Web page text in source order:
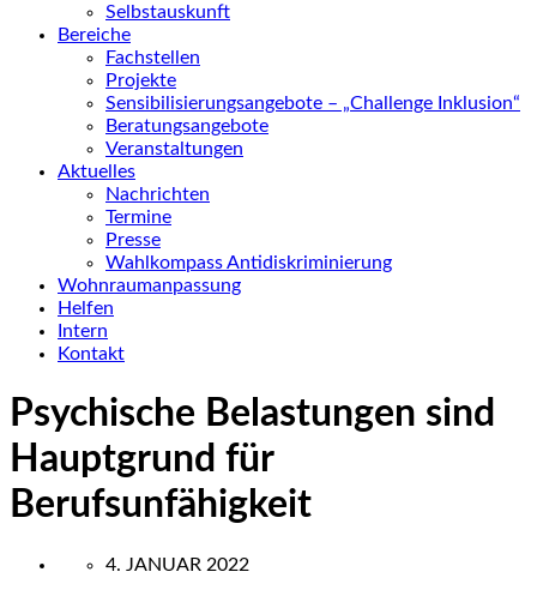
Selbstauskunft
Bereiche
Fachstellen
Projekte
Sensibilisierungsangebote – „Challenge Inklusion“
Beratungsangebote
Veranstaltungen
Aktuelles
Nachrichten
Termine
Presse
Wahlkompass Antidiskriminierung
Wohnraumanpassung
Helfen
Intern
Kontakt
Psychische Belastungen sind
Hauptgrund für
Berufsunfähigkeit
4. JANUAR 2022